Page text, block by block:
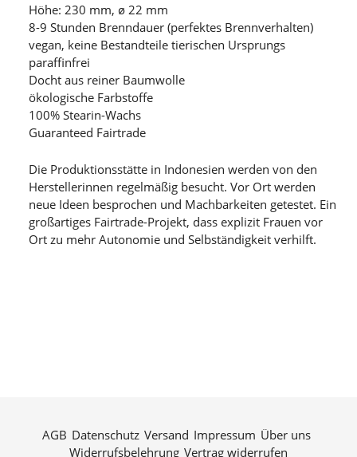
Höhe: 230 mm, ø 22 mm
8-9 Stunden Brenndauer (perfektes Brennverhalten)
vegan, keine Bestandteile tierischen Ursprungs
paraffinfrei
Docht aus reiner Baumwolle
ökologische Farbstoffe
100% Stearin-Wachs
Guaranteed Fairtrade
Die Produktionsstätte in Indonesien werden von den
Herstellerinnen regelmäßig besucht. Vor Ort werden
neue Ideen besprochen und Machbarkeiten getestet. Ein
großartiges Fairtrade-Projekt, dass explizit Frauen vor
Ort zu mehr Autonomie und Selbständigkeit verhilft.
AGB Datenschutz Versand Impressum Über uns
Widerrufsbelehrung Vertrag widerrufen